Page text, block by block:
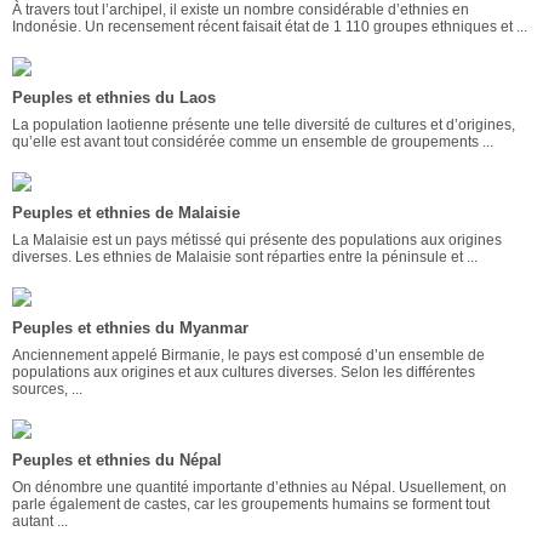
À travers tout l’archipel, il existe un nombre considérable d’ethnies en
Indonésie. Un recensement récent faisait état de 1 110 groupes ethniques et ...
Peuples et ethnies du Laos
La population laotienne présente une telle diversité de cultures et d’origines,
qu’elle est avant tout considérée comme un ensemble de groupements ...
Peuples et ethnies de Malaisie
La Malaisie est un pays métissé qui présente des populations aux origines
diverses. Les ethnies de Malaisie sont réparties entre la péninsule et ...
Peuples et ethnies du Myanmar
Anciennement appelé Birmanie, le pays est composé d’un ensemble de
populations aux origines et aux cultures diverses. Selon les différentes
sources, ...
Peuples et ethnies du Népal
On dénombre une quantité importante d’ethnies au Népal. Usuellement, on
parle également de castes, car les groupements humains se forment tout
autant ...